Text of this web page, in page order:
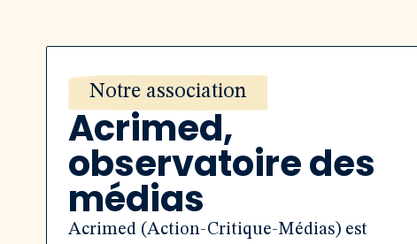
Notre association
Acrimed,
observatoire des
médias
Acrimed (Action-Critique-Médias) est